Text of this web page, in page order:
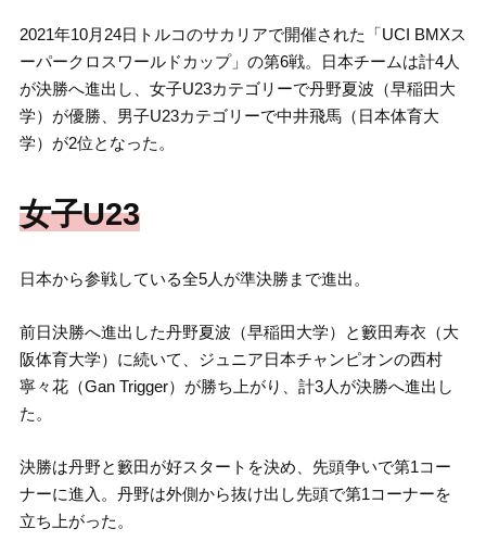
2021年10月24日トルコのサカリアで開催された「UCI BMXス
ーパークロスワールドカップ」の第6戦。日本チームは計4人
が決勝へ進出し、女子U23カテゴリーで丹野夏波（早稲田大
学）が優勝、男子U23カテゴリーで中井飛馬（日本体育大
学）が2位となった。
女子U23
日本から参戦している全5人が準決勝まで進出。
前日決勝へ進出した丹野夏波（早稲田大学）と籔田寿衣（大
阪体育大学）に続いて、ジュニア日本チャンピオンの西村
寧々花（Gan Trigger）が勝ち上がり、計3人が決勝へ進出し
た。
決勝は丹野と籔田が好スタートを決め、先頭争いで第1コー
ナーに進入。丹野は外側から抜け出し先頭で第1コーナーを
立ち上がった。